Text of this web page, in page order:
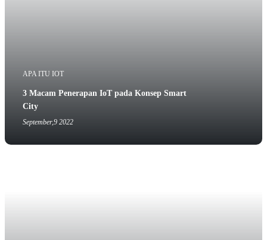
APA ITU IOT
3 Macam Penerapan IoT pada Konsep Smart
City
September,9 2022